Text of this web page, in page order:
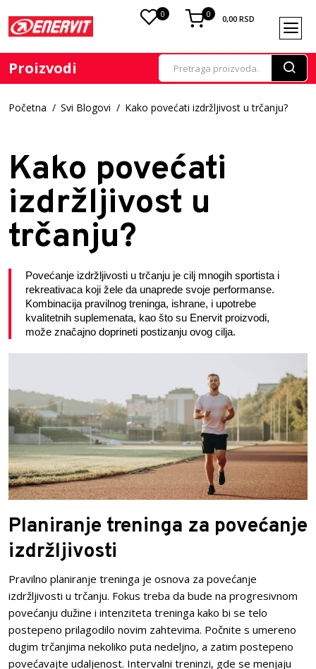
Proizvodi
0 0,00 RSD
0
Početna Svi Blogovi Kako povećati izdržljivost u trčanju?
Kako povećati
izdržljivost u
trčanju?
Povećanje izdržljivosti u trčanju je cilj mnogih sportista i
rekreativaca koji žele da unaprede svoje performanse.
Kombinacija pravilnog treninga, ishrane, i upotrebe
kvalitetnih suplemenata, kao što su Enervit proizvodi,
može značajno doprineti postizanju ovog cilja.
Planiranje treninga za povećanje
izdržljivosti
Pravilno planiranje treninga je osnova za povećanje
izdržljivosti u trčanju. Fokus treba da bude na progresivnom
povećanju dužine i intenziteta treninga kako bi se telo
postepeno prilagodilo novim zahtevima. Počnite s umereno
dugim trčanjima nekoliko puta nedeljno, a zatim postepeno
povećavajte udaljenost. Intervalni treninzi, gde se menjaju